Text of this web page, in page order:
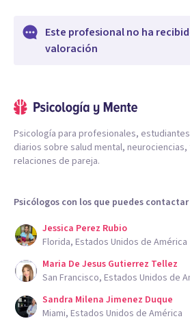
Este profesional no ha
valoración
Psicología para profesionales,
diarios sobre salud mental,
relaciones de pareja.
Psicólogos con los que puedes contactar
Jessica Perez Rubio
Florida, Estados Unidos de América
Maria De Jesus Gutierrez Tellez
San Francisco, Estados Unidos de
Sandra Milena Jimenez Duque
Miami, Estados Unidos de América